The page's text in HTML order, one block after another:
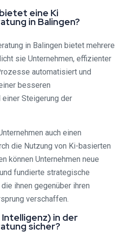
eine Ki
in Balingen?
in Balingen bietet mehrere
sie Unternehmen, effizienter
automatisiert und
besseren
einer Steigerung der
auch einen
die Nutzung von Ki-basierten
können Unternehmen neue
fundierte strategische
ihnen gegenüber ihren
verschaffen.
Intelligenz) in der
sicher?